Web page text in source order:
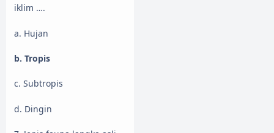
iklim ….
a. Hujan
b. Tropis
c. Subtropis
d. Dingin